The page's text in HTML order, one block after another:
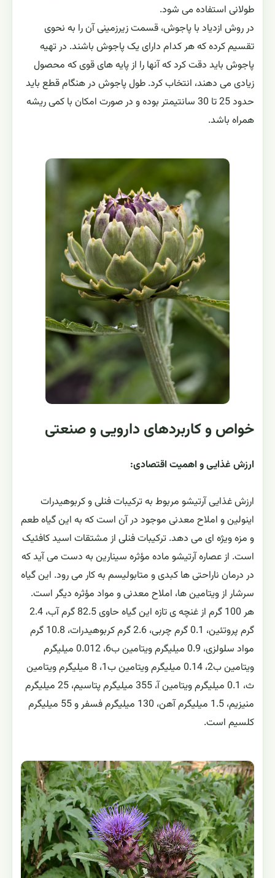
طولانی استفاده می شود.
در روش ازدیاد با پاجوش، قسمت زیرزمینی آن را به نحوی
تقسیم کرده که هر کدام دارای یک پاجوش باشند. در تهیه
پاجوش باید دقت کرد که آنها را از پایه های قوی که محصول
زیادی می دهند، انتخاب کرد. طول پاجوش در هنگام قطع باید
حدود 25 تا 30 سانتیمتر بوده و در صورت امکان با کمی ریشه
همراه باشد.
خواص و کاربردهای دارویی و صنعتی
ارزش غذایی و اهمیت اقتصادی:
ارزش غذایی آرتیشو مربوط به ترکیبات فنلی و کربوهیدرات
اینولین و املاح معدنی موجود در آن است که به این گیاه طعم
و مزه ویژه ای می دهد. ترکیبات فنلی از مشتقات اسید کافئیک
است. از عصاره آرتیشو ماده مؤثره سینارین به دست می آید که
در درمان ناراحتی ها کبدی و متابولیسم به کار می رود. این گیاه
سرشار از ویتامین ها، املاح معدنی و مواد مؤثره دیگر است.
هر 100 گرم از غنچه ی تازه این گیاه حاوی 82.5 گرم آب، 2.4
گرم پروتئین، 0.1 گرم چربی، 2.6 گرم کربوهیدرات، 10.8 گرم
مواد سلولزی، 0.9 میلیگرم ویتامین ب6، 0.012 میلیگرم
ویتامین ب2، 0.14 میلیگرم ویتامین ب1، 8 میلیگرم ویتامین
ث، 0.1 میلیگرم ویتامین آ، 355 میلیگرم پتاسیم، 25 میلیگرم
منیزیم، 1.5 میلیگرم آهن، 130 میلیگرم فسفر و 55 میلیگرم
کلسیم است.